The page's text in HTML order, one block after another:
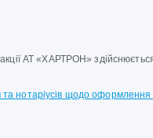
АТ «ХАРТРОН»
та нотаріусів щодо